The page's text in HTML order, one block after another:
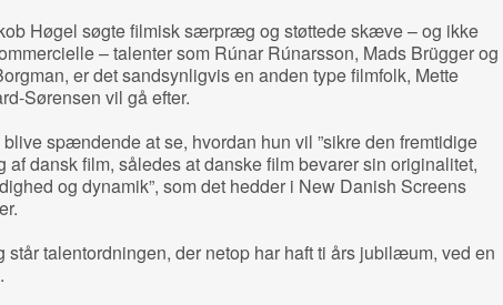
Høgel søgte filmisk særpræg og støttede skæve – og ikke
– talenter som Rúnar Rúnarsson, Mads Brügger og
er det sandsynligvis en anden type filmfolk, Mette
Sørensen vil gå efter.
spændende at se, hvordan hun vil ”sikre den fremtidige
af dansk film, således at danske film bevarer sin originalitet,
og dynamik”, som det hedder i New Danish Screens
står talentordningen, der netop har haft ti års jubilæum, ved en